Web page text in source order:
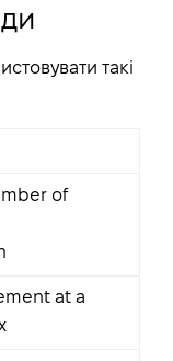
такі
of
at a